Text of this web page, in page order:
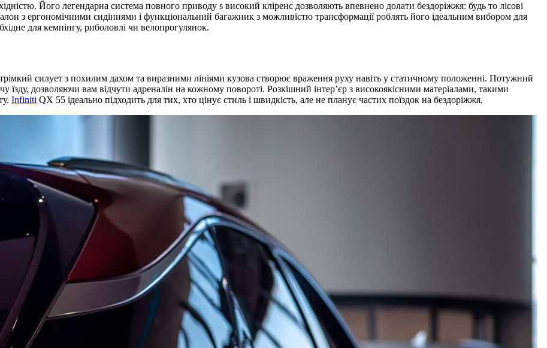
Його легендарна система повного приводу s високий кліренс дозволяють впевнено долати бездоріжжя: будь то лісові
з ергономічними сидіннями і функціональний багажник з можливістю трансформації роблять його ідеальним вибором для
для кемпінгу, риболовлі чи велопрогулянок.
силует з похилим дахом та виразними лініями кузова створює враження руху навіть у статичному положенні. Потужний
їзду, дозволяючи вам відчути адреналін на кожному повороті. Розкішний інтер’єр з високоякісними матеріалами, такими
Infiniti QX 55 ідеально підходить для тих, хто цінує стиль і швидкість, але не планує частих поїздок на бездоріжжя.